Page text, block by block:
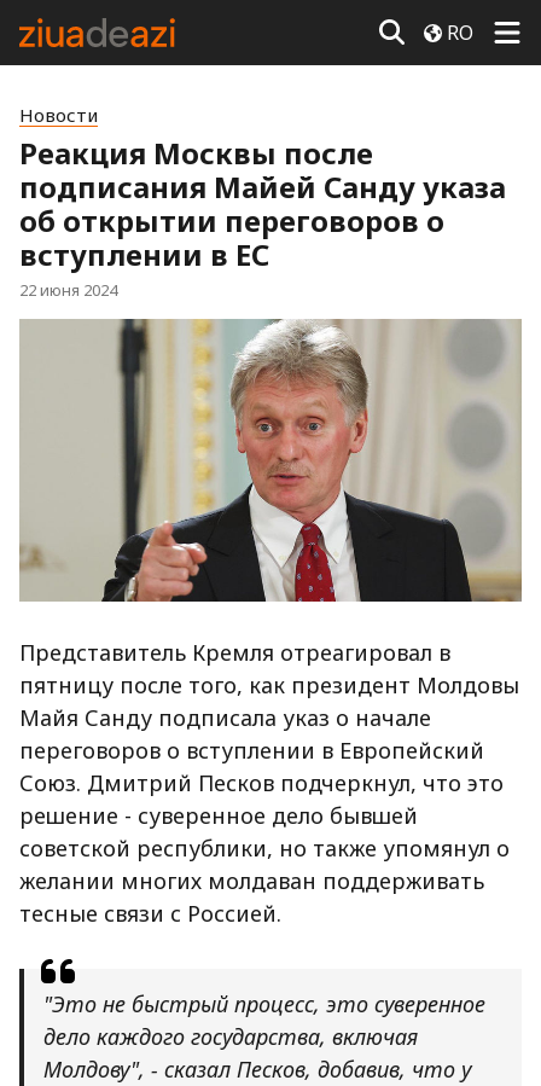
RO
Новости
Реакция Москвы после
подписания Майей Санду указа
об открытии переговоров о
вступлении в ЕС
22 июня 2024
Представитель Кремля отреагировал в
пятницу после того, как президент Молдовы
Майя Санду подписала указ о начале
переговоров о вступлении в Европейский
Союз. Дмитрий Песков подчеркнул, что это
решение - суверенное дело бывшей
советской республики, но также упомянул о
желании многих молдаван поддерживать
тесные связи с Россией.
"Это не быстрый процесс, это суверенное
дело каждого государства, включая
Молдову", - сказал Песков, добавив, что у